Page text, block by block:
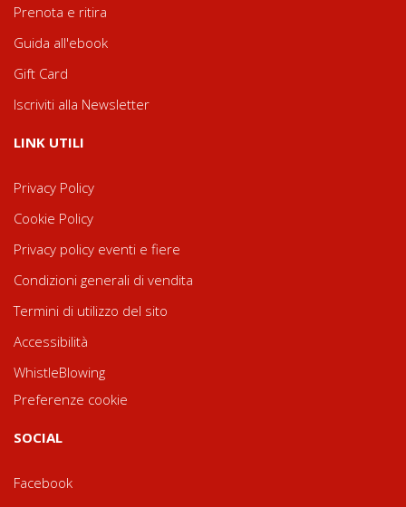
Prenota e ritira
Guida all'ebook
Gift Card
Iscriviti alla Newsletter
LINK UTILI
Privacy Policy
Cookie Policy
Privacy policy eventi e fiere
Condizioni generali di vendita
Termini di utilizzo del sito
Accessibilità
WhistleBlowing
Preferenze cookie
SOCIAL
Facebook